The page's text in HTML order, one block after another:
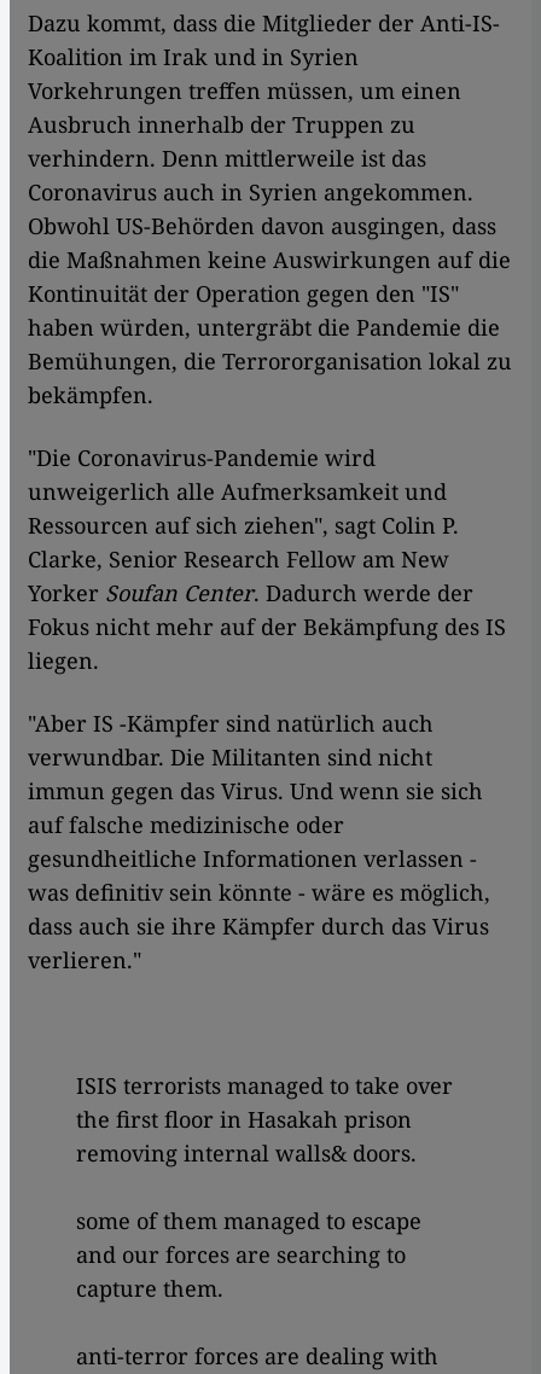
Dazu kommt, dass die Mitglieder der Anti-IS-
Koalition im Irak und in Syrien
Vorkehrungen treffen müssen, um einen
Ausbruch innerhalb der Truppen zu
verhindern. Denn mittlerweile ist das
Coronavirus auch in Syrien angekommen.
Obwohl US-Behörden davon ausgingen, dass
die Maßnahmen keine Auswirkungen auf die
Kontinuität der Operation gegen den "IS"
haben würden, untergräbt die Pandemie die
Bemühungen, die Terrororganisation lokal zu
bekämpfen.
"Die Coronavirus-Pandemie wird
unweigerlich alle Aufmerksamkeit und
Ressourcen auf sich ziehen", sagt Colin P.
Clarke, Senior Research Fellow am New
Yorker Soufan Center. Dadurch werde der
Fokus nicht mehr auf der Bekämpfung des IS
liegen.
"Aber IS -Kämpfer sind natürlich auch
verwundbar. Die Militanten sind nicht
immun gegen das Virus. Und wenn sie sich
auf falsche medizinische oder
gesundheitliche Informationen verlassen -
was definitiv sein könnte - wäre es möglich,
dass auch sie ihre Kämpfer durch das Virus
verlieren."
ISIS terrorists managed to take over
the first floor in Hasakah prison
removing internal walls& doors.
some of them managed to escape
and our forces are searching to
capture them.
anti-terror forces are dealing with